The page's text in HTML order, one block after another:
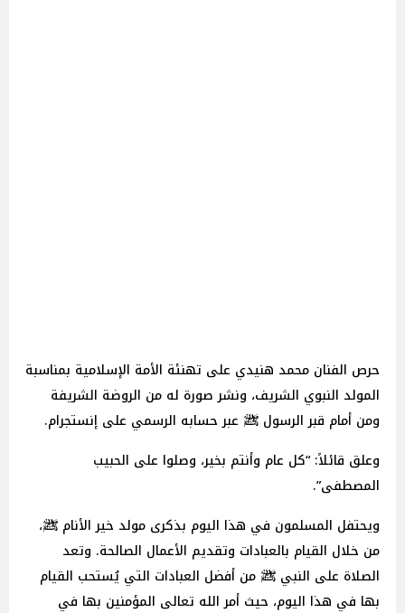
حرص الفنان محمد هنيدي على تهنئة الأمة الإسلامية بمناسبة
المولد النبوي الشريف، ونشر صورة له من الروضة الشريفة
ومن أمام قبر الرسول ﷺ عبر حسابه الرسمي على إنستجرام.
وعلق قائلاً: “كل عام وأنتم بخير، وصلوا على الحبيب
المصطفى”.
ويحتفل المسلمون في هذا اليوم بذكرى مولد خير الأنام ﷺ،
من خلال القيام بالعبادات وتقديم الأعمال الصالحة. وتعد
الصلاة على النبي ﷺ من أفضل العبادات التي يُستحب القيام
بها في هذا اليوم، حيث أمر الله تعالى المؤمنين بها في